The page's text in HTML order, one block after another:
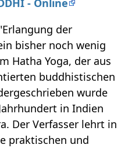
- Online
der
bisher noch wenig
Hatha Yoga, der aus
buddhistischen
wurde
in Indien
Der Verfasser lehrt in
praktischen und